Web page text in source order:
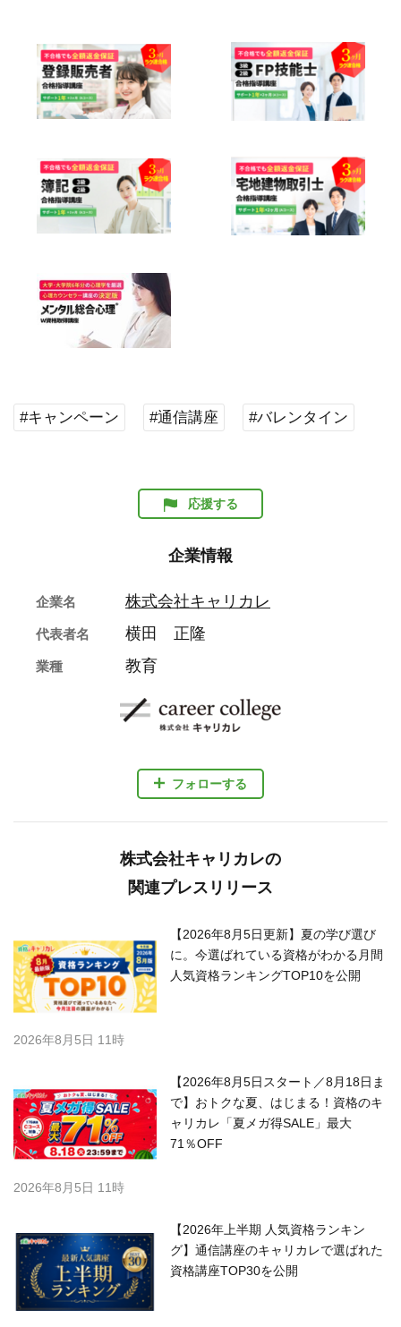
#キャンペーン #通信講座 #バレンタイン
応援する
企業情報
フォローする
企業名 株式会社キャリカレ
代表者名 横田 正隆
業種 教育
株式会社キャリカレの
関連プレスリリース
【2026年8月5日更新】夏の学び選び
に。今選ばれている資格がわかる月間
人気資格ランキングTOP10を公開
2026年8月5日 11時
【2026年8月5日スタート／8月18日ま
で】おトクな夏、はじまる！資格のキ
ャリカレ「夏メガ得SALE」最大
71％OFF
2026年8月5日 11時
【2026年上半期 人気資格ランキン
グ】通信講座のキャリカレで選ばれた
資格講座TOP30を公開